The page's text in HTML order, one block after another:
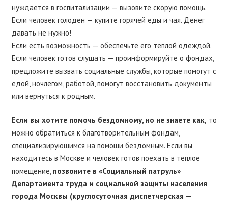
нуждается в госпитализации — вызовите скорую помощь.
Если человек голоден — купите горячей еды и чая. Денег
давать не нужно!
Если есть возможность — обеспечьте его теплой одеждой.
Если человек готов слушать — проинформируйте о фондах,
предложите вызвать социальные службы, которые помогут с
едой, ночлегом, работой, помогут восстановить документы
или вернуться к родным.
Если вы хотите помочь бездомному, но не знаете как, то
можно обратиться к благотворительным фондам,
специализирующимся на помощи бездомным. Если вы
находитесь в Москве и человек готов поехать в теплое
помещение, позвоните в «Социальный патруль»
Департамента труда и социальной защиты населения
города Москвы (круглосуточная диспетчерская —